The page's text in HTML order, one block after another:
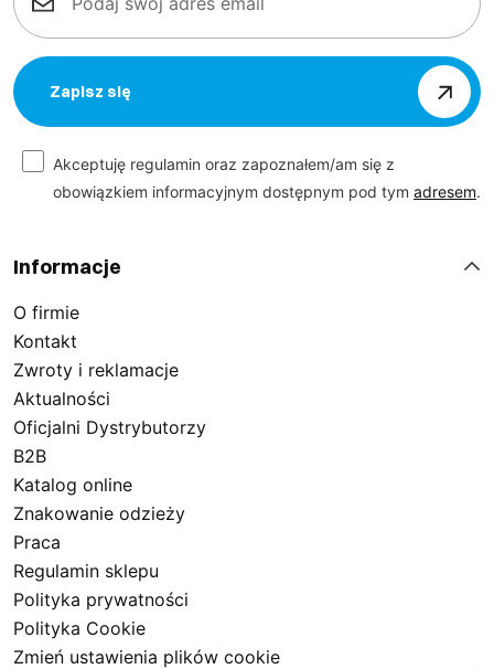
Zapisz się
Akceptuję regulamin oraz zapoznałem/am się z
obowiązkiem informacyjnym dostępnym pod tym adresem.
Informacje
O firmie
Kontakt
Zwroty i reklamacje
Aktualności
Oficjalni Dystrybutorzy
B2B
Katalog online
Znakowanie odzieży
Praca
Regulamin sklepu
Polityka prywatności
Polityka Cookie
Zmień ustawienia plików cookie